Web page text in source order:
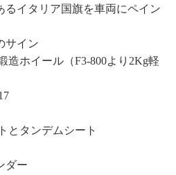
るイタリア国旗を車両にペイン
サイン
造ホイール（F3-800より2Kg軽
とタンデムシート
ダー